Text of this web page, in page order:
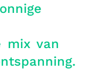
mix van